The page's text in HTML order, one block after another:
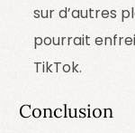
sur d’autres
pourrait
TikTok.
Conclusion